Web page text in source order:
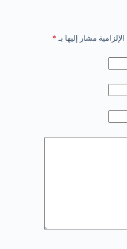
مشار إليها بـ *